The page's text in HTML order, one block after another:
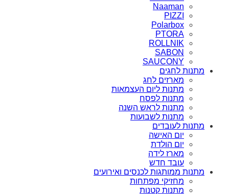
Naaman
PIZZI
Polarbox
PTORA
ROLLNIK
SABON
SAUCONY
מתנות לחגים
מארזים לחג
מתנות ליום העצמאות
מתנות לפסח
מתנות לראש השנה
מתנות לשבועות
מתנות לעובדים
יום האישה
יום הולדת
מארז לידה
עובד חדש
מתנות ממותגות לכנסים ואירועים
מחזיקי מפתחות
מתנות קטנות